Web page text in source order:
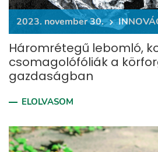
2023. november 30.
Háromrétegű lebomló,
csomagolófóliák a
gazdaságban
ELOLVASOM